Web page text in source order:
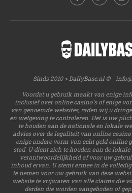
Sinds 2010 > DailyBase.nl © -
Voordat u gebruik maakt van enige
inclusief over online casino's of enige
van genoemde websites, raden wij u
en wetgeving te controleren. Het is uw
te houden aan de nationale en lokale
advies over de legaliteit van online
enige andere vorm van echt geld online
stad. U dient zich te houden aan de
verantwoordelijkheid af voor uw
inhoud ervan. U stemt ermee in de
te nemen voor uw gebruik van deze
website te vrijwaren van alle claims die
derden die worden aangeboden of